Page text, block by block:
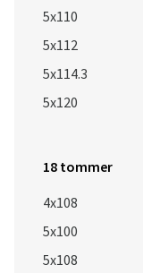
5x110
5x112
5x114.3
5x120
18 tommer
4x108
5x100
5x108